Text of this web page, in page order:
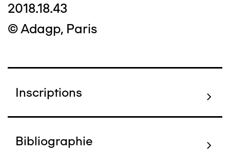
2018.18.43
© Adagp, Paris
Inscriptions
Bibliographie